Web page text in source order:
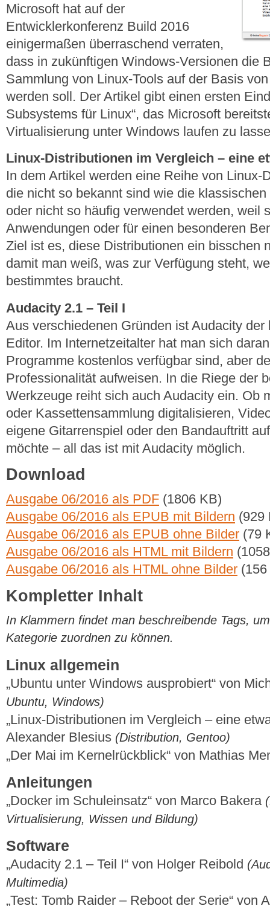
Microsoft hat auf der
Entwicklerkonferenz Build 2016
einigermaßen überraschend verraten,
dass in zukünftigen Windows-Versionen die
Sammlung von Linux-Tools auf der Basis
werden soll. Der Artikel gibt einen ersten
Subsystems für Linux“, das Microsoft
Virtualisierung unter Windows laufen zu
Linux-Distributionen im Vergleich – eine
In dem Artikel werden eine Reihe von Linux-
die nicht so bekannt sind wie die klassischen
oder nicht so häufig verwendet werden, weil
Anwendungen oder für einen besonderen
Ziel ist es, diese Distributionen ein bisschen
damit man weiß, was zur Verfügung steht,
bestimmtes braucht.
Audacity 2.1 – Teil I
Aus verschiedenen Gründen ist Audacity
Editor. Im Internetzeitalter hat man sich
Programme kostenlos verfügbar sind, aber
Professionalität aufweisen. In die Riege der
Werkzeuge reiht sich auch Audacity ein. Ob
oder Kassettensammlung digitalisieren,
eigene Gitarrenspiel oder den Bandauftritt
möchte – all das ist mit Audacity möglich.
Download
Ausgabe 06/2016 als PDF (1806 KB)
Ausgabe 06/2016 als EPUB mit Bildern (929
Ausgabe 06/2016 als EPUB ohne Bilder (79
Ausgabe 06/2016 als HTML mit Bildern
Ausgabe 06/2016 als HTML ohne Bilder
Kompletter Inhalt
In Klammern findet man beschreibende Tags,
Kategorie zuordnen zu können.
Linux allgemein
„Ubuntu unter Windows ausprobiert“ von
Ubuntu, Windows)
„Linux-Distributionen im Vergleich – eine
Alexander Blesius (Distribution, Gentoo)
„Der Mai im Kernelrückblick“ von Mathias
Anleitungen
„Docker im Schuleinsatz“ von Marco Bakera
Virtualisierung, Wissen und Bildung)
Software
„Audacity 2.1 – Teil I“ von Holger Reibold
Multimedia)
„Test: Tomb Raider – Reboot der Serie“ von